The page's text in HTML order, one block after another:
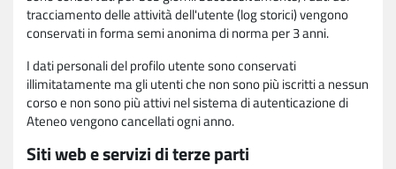
tracciamento delle attività dell'utente (log storici) vengono
conservati in forma semi anonima di norma per 3 anni.
I dati personali del profilo utente sono conservati
illimitatamente ma gli utenti che non sono più iscritti a nessun
corso e non sono più attivi nel sistema di autenticazione di
Ateneo vengono cancellati ogni anno.
Siti web e servizi di terze parti